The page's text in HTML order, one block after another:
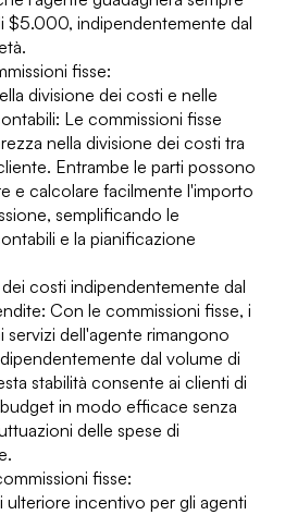
$5.000, indipendentemente dal
fisse:
divisione dei costi e nelle
Le commissioni fisse
nella divisione dei costi tra
Entrambe le parti possono
e calcolare facilmente l'importo
semplificando le
e la pianificazione
costi indipendentemente dal
Con le commissioni fisse, i
servizi dell'agente rimangono
dal volume di
stabilità consente ai clienti di
in modo efficace senza
delle spese di
fisse:
ulteriore incentivo per gli agenti